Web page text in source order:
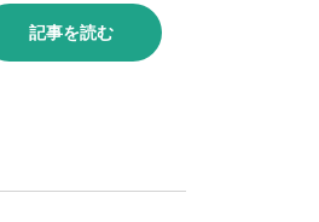
記事を読む